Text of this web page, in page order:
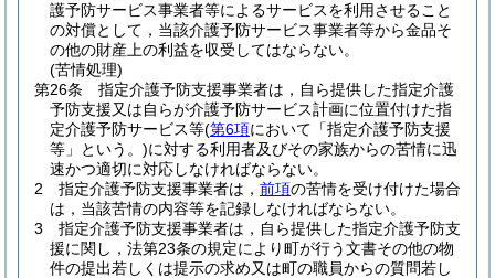
護予防サービス事業者等によるサービスを利用させること
の対償として，当該介護予防サービス事業者等から金品そ
の他の財産上の利益を収受してはならない。
(苦情処理)
第26条
指定介護予防支援事業者は，自ら提供した指定介護
予防支援又は自らが介護予防サービス計画に位置付けた指
定介護予防サービス等(第6項において「指定介護予防支援
等」という。)に対する利用者及びその家族からの苦情に迅
速かつ適切に対応しなければならない。
2
指定介護予防支援事業者は， 前項の苦情を受け付けた場合
は，当該苦情の内容等を記録しなければならない。
3
指定介護予防支援事業者は，自ら提供した指定介護予防支
援に関し，法第23条の規定により町が行う文書その他の物
件の提出若しくは提示の求め又は町の職員からの質問若し